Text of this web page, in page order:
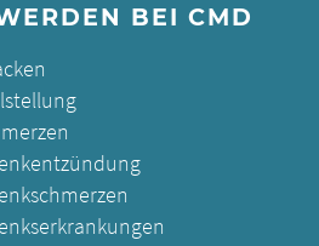
BEI CMD